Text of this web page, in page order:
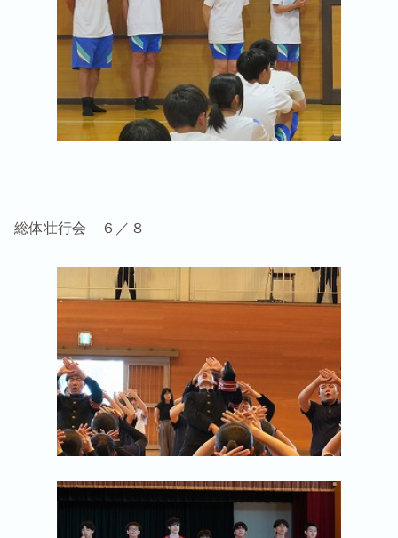
総体壮行会 ６／８